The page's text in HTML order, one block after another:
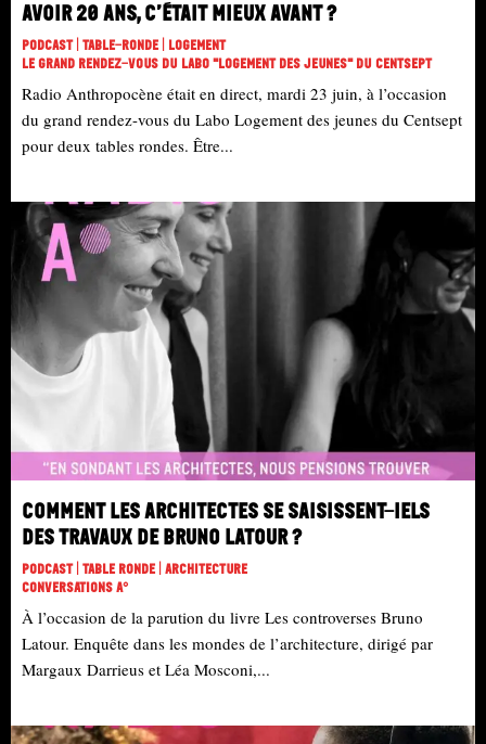
Avoir 20 ans, c’était mieux avant ?
Podcast | Table-Ronde | Logement
Le Grand Rendez-Vous Du Labo "Logement Des Jeunes" Du Centsept
Radio Anthropocène était en direct, mardi 23 juin, à l’occasion
du grand rendez-vous du Labo Logement des jeunes du Centsept
pour deux tables rondes. Être...
Comment les architectes se saisissent-iels
des travaux de Bruno Latour ?
Podcast | Table Ronde | Architecture
Conversations A°
À l’occasion de la parution du livre Les controverses Bruno
Latour. Enquête dans les mondes de l’architecture, dirigé par
Margaux Darrieus et Léa Mosconi,...